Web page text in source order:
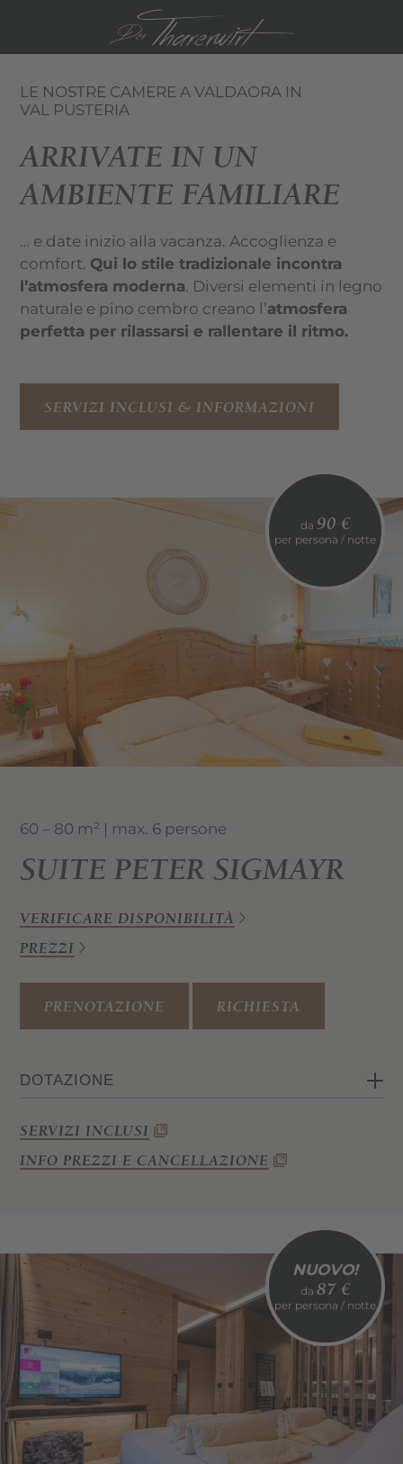
LE NOSTRE CAMERE A VALDAORA IN
VAL PUSTERIA
ARRIVATE IN UN
AMBIENTE FAMILIARE
… e date inizio alla vacanza. Accoglienza e
comfort. Qui lo stile tradizionale incontra
l’atmosfera moderna. Diversi elementi in legno
naturale e pino cembro creano l’atmosfera
perfetta per rilassarsi e rallentare il ritmo.
SERVIZI INCLUSI & INFORMAZIONI
60 – 80 m² | max. 6 persone
SUITE PETER SIGMAYR
da 90 €
per persona / notte
VERIFICARE DISPONIBILITÀ
PREZZI
PRENOTAZIONE RICHIESTA
SERVIZI INCLUSI
INFO PREZZI E CANCELLAZIONE
DOTAZIONE
zona notte separate
Salottino con divano
Wi-Fi, cassaforte, telefono e TV satellitare
Balcone (in 4 delle 5 suite)
NUOVO!
da 87 €
per persona / notte